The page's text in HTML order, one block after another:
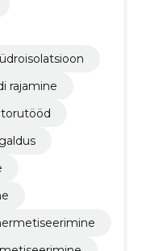
rajamine
torutööd